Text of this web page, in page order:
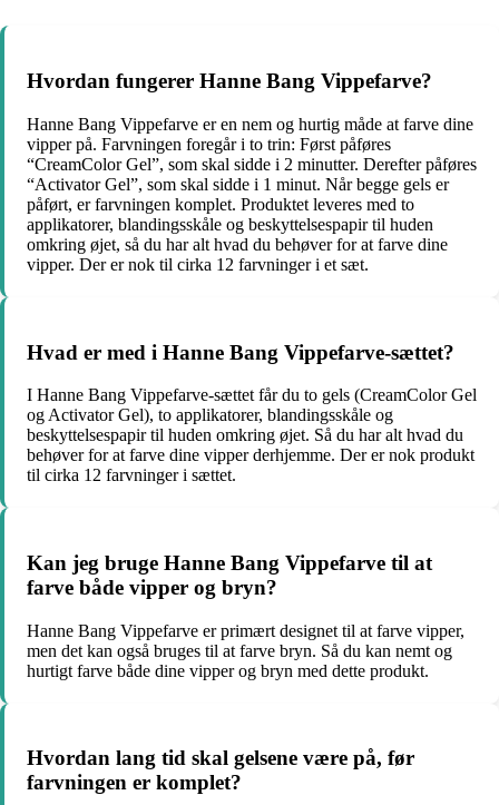
Hvordan fungerer Hanne Bang Vippefarve?
Hanne Bang Vippefarve er en nem og hurtig måde at farve dine
vipper på. Farvningen foregår i to trin: Først påføres
“CreamColor Gel”, som skal sidde i 2 minutter. Derefter påføres
“Activator Gel”, som skal sidde i 1 minut. Når begge gels er
påført, er farvningen komplet. Produktet leveres med to
applikatorer, blandingsskåle og beskyttelsespapir til huden
omkring øjet, så du har alt hvad du behøver for at farve dine
vipper. Der er nok til cirka 12 farvninger i et sæt.
Hvad er med i Hanne Bang Vippefarve-sættet?
I Hanne Bang Vippefarve-sættet får du to gels (CreamColor Gel
og Activator Gel), to applikatorer, blandingsskåle og
beskyttelsespapir til huden omkring øjet. Så du har alt hvad du
behøver for at farve dine vipper derhjemme. Der er nok produkt
til cirka 12 farvninger i sættet.
Kan jeg bruge Hanne Bang Vippefarve til at
farve både vipper og bryn?
Hanne Bang Vippefarve er primært designet til at farve vipper,
men det kan også bruges til at farve bryn. Så du kan nemt og
hurtigt farve både dine vipper og bryn med dette produkt.
Hvordan lang tid skal gelsene være på, før
farvningen er komplet?